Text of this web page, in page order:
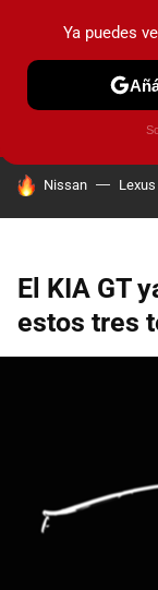
PRUEBAS
HOY SE HABLA DE
Nissan Lexus
El KIA GT
estos tres
Ya puedes